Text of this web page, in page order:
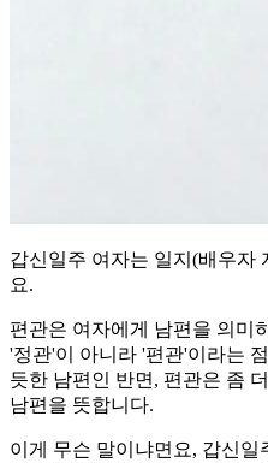
갑신일주 여자는 일지(배우자
요.
편관은 여자에게 남편을 의미
'정관'이 아니라 '편관'이라는
듯한 남편인 반면, 편관은 좀 더
남편을 뜻합니다.
이게 무슨 말이냐면요, 갑신일